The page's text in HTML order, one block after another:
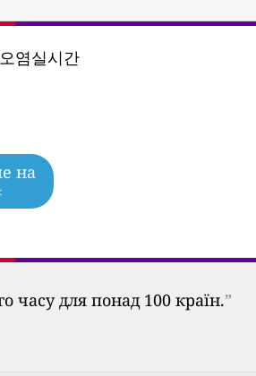
염실시간
на
часу для понад 100 країн.”